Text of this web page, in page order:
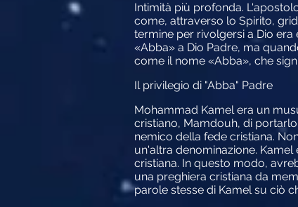
Intimità più profonda.
come, attraverso lo Spirito,
termine per rivolgersi a Dio
«Abba» a Dio Padre, ma
come il nome «Abba», che
Il privilegio di "Abba" Padre
Mohammad Kamel era un
cristiano, Mamdouh, di
nemico della fede cristiana.
un'altra denominazione.
cristiana. In questo modo,
una preghiera cristiana da
parole stesse di Kamel su ciò